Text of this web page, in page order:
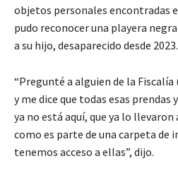
objetos personales encontradas
pudo reconocer una playera
a su hijo, desaparecido desde 2023.
“Pregunté a alguien de la
y me dice que todas esas
ya no está aquí, que ya lo llevaron
como es parte de una carpeta de
tenemos acceso a ellas”, dijo.